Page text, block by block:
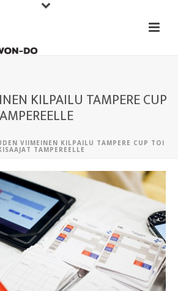
KILPAILU TAMPERE CUP
VIIMEINEN KILPAILU TAMPERE CUP TOI
TAMPEREELLE